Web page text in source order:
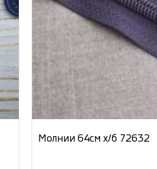
Молнии 64см х/б 72632